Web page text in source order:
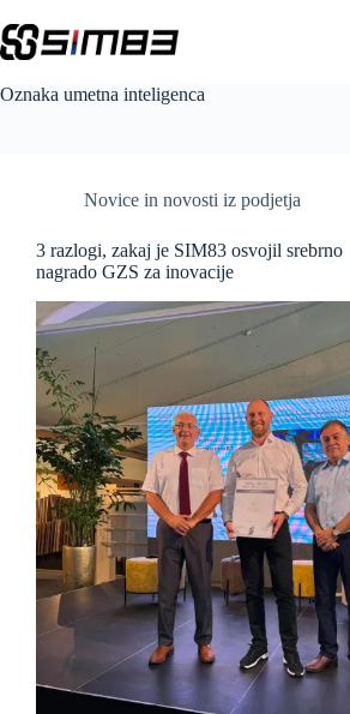
to
content
Oznaka umetna inteligenca
Novice in novosti iz podjetja
3 razlogi, zakaj je SIM83 osvojil srebrno
nagrado GZS za inovacije